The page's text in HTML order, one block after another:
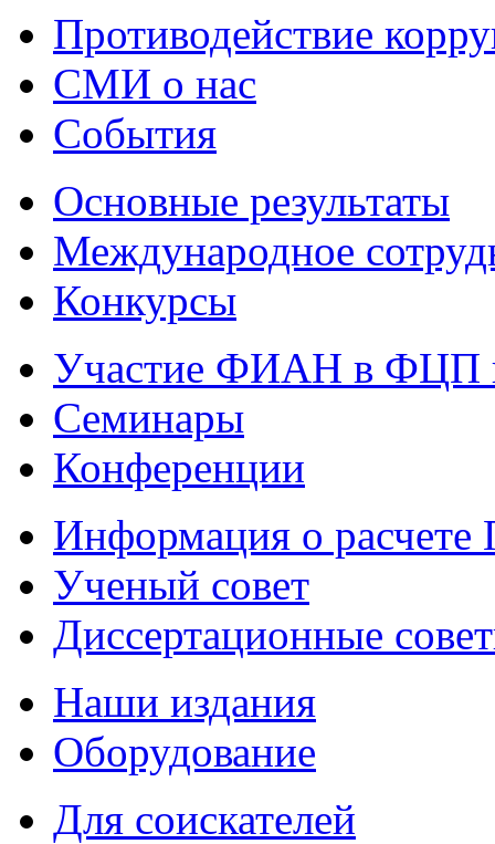
Противодействие
СМИ о нас
События
Основные результаты
Международное
Конкурсы
Участие ФИАН в ФЦП
Семинары
Конференции
Информация о
Ученый совет
Диссертационные
Наши издания
Оборудование
Для соискателей